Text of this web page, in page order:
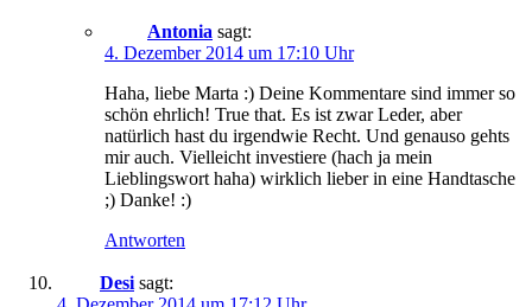
Antonia sagt:
4. Dezember 2014 um 17:10 Uhr
Haha, liebe Marta :) Deine Kommentare sind immer so
schön ehrlich! True that. Es ist zwar Leder, aber
natürlich hast du irgendwie Recht. Und genauso gehts
mir auch. Vielleicht investiere (hach ja mein
Lieblingswort haha) wirklich lieber in eine Handtasche
;) Danke! :)
Antworten
Desi sagt: